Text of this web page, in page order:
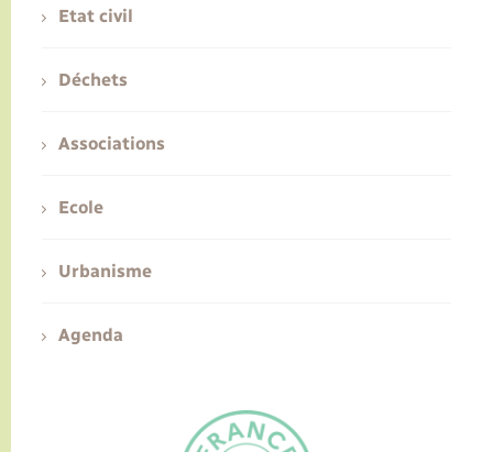
Etat civil
Déchets
Associations
Ecole
Urbanisme
Agenda